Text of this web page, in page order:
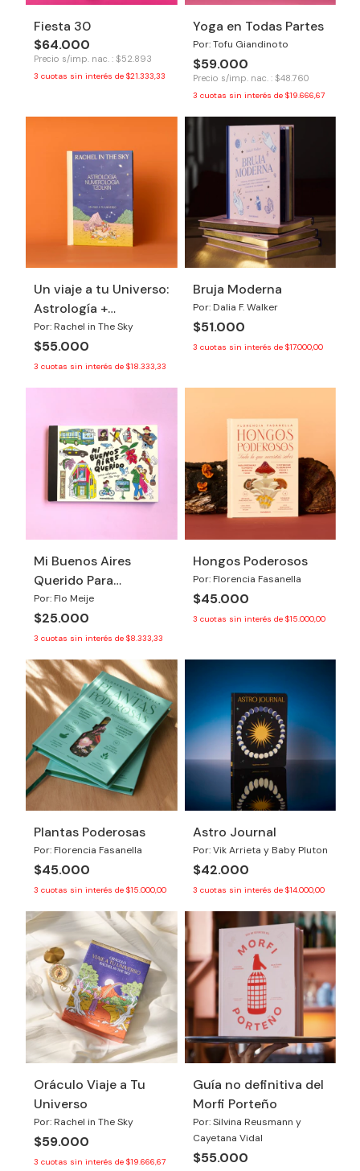
Fiesta 30
$64.000
Precio s/imp. nac. : $52.893
3 cuotas sin interés de $21.333,33
Yoga en Todas Partes
Por: Tofu Giandinoto
$59.000
Precio s/imp. nac. : $48.760
3 cuotas sin interés de $19.666,67
Un viaje a tu Universo:
Astrología +
Numerología + Tzolkin
Por: Rachel in The Sky
$55.000
3 cuotas sin interés de $18.333,33
Bruja Moderna
Por: Dalia F. Walker
$51.000
3 cuotas sin interés de $17.000,00
Mi Buenos Aires
Querido Para
Colorear por Flo Meije
Por: Flo Meije
$25.000
3 cuotas sin interés de $8.333,33
Hongos Poderosos
Por: Florencia Fasanella
$45.000
3 cuotas sin interés de $15.000,00
Plantas Poderosas
Por: Florencia Fasanella
$45.000
3 cuotas sin interés de $15.000,00
Astro Journal
Por: Vik Arrieta y Baby Pluton
$42.000
3 cuotas sin interés de $14.000,00
Oráculo Viaje a Tu
Universo
Por: Rachel in The Sky
$59.000
3 cuotas sin interés de $19.666,67
Guía no definitiva del
Morfi Porteño
Por: Silvina Reusmann y
Cayetana Vidal
$55.000